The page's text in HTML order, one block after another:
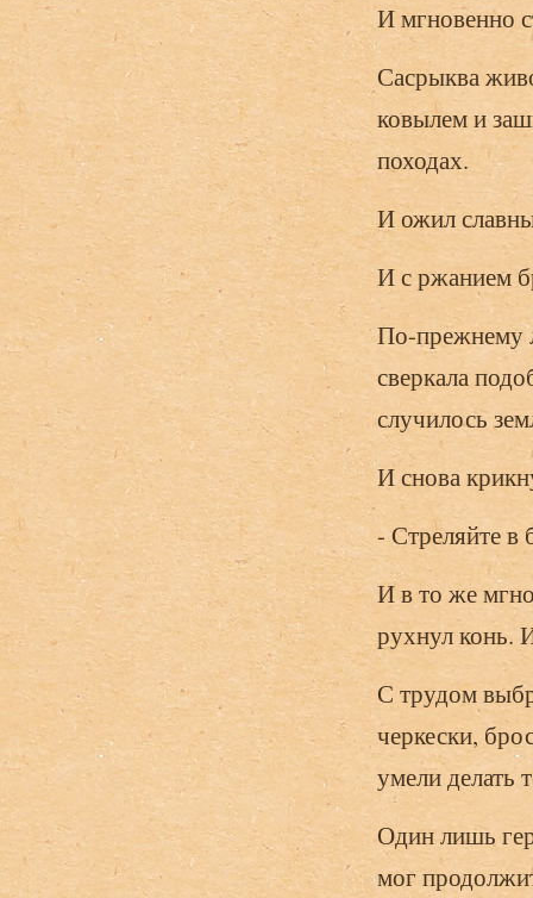
И мгновенно
Сасрыква
ковылем и
походах.
И ожил
И с ржанием
По-прежнему
сверкала
случилось
И снова
- Стреляйте
И в то же
рухнул конь.
С трудом
черкески,
умели делать
Один лишь
мог